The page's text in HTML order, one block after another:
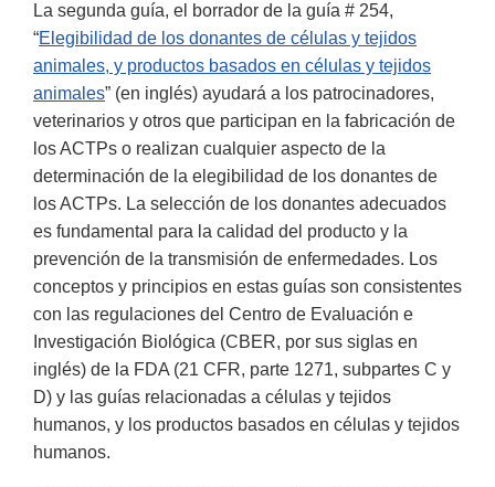
La segunda guía, el borrador de la guía # 254,
“Elegibilidad de los donantes de células y tejidos
animales, y productos basados en células y tejidos
animales” (en inglés) ayudará a los patrocinadores,
veterinarios y otros que participan en la fabricación de
los ACTPs o realizan cualquier aspecto de la
determinación de la elegibilidad de los donantes de
los ACTPs. La selección de los donantes adecuados
es fundamental para la calidad del producto y la
prevención de la transmisión de enfermedades. Los
conceptos y principios en estas guías son consistentes
con las regulaciones del Centro de Evaluación e
Investigación Biológica (CBER, por sus siglas en
inglés) de la FDA (21 CFR, parte 1271, subpartes C y
D) y las guías relacionadas a células y tejidos
humanos, y los productos basados en células y tejidos
humanos.